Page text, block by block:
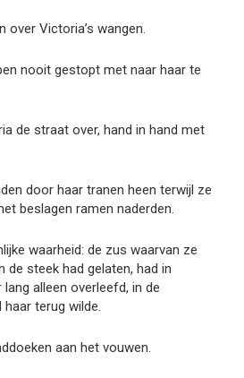
over Victoria’s wangen.
nooit gestopt met naar haar te
de straat over, hand in hand met
door haar tranen heen terwijl ze
beslagen ramen naderden.
waarheid: de zus waarvan ze
de steek had gelaten, had in
alleen overleefd, in de
terug wilde.
aan het vouwen.